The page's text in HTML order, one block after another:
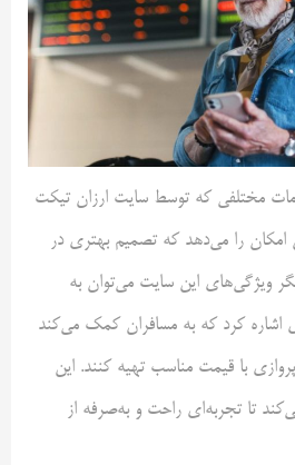
مختلفی که توسط سایت ارزان تیکت
امکان را می‌دهد که تصمیم بهتری در
ویژگی‌های این سایت می‌توان به
اشاره کرد که به مسافران کمک می‌کند
با قیمت مناسب تهیه کنند. این
تا تجربه‌ای راحت و به‌صرفه از